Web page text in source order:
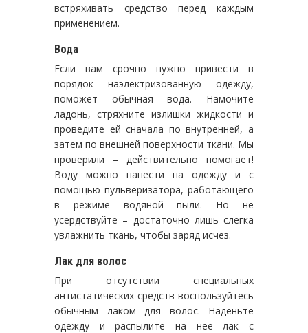
встряхивать средство перед каждым
применением.
Вода
Если вам срочно нужно привести в
порядок наэлектризованную одежду,
поможет обычная вода. Намочите
ладонь, стряхните излишки жидкости и
проведите ей сначала по внутренней, а
затем по внешней поверхности ткани. Мы
проверили – действительно помогает!
Воду можно нанести на одежду и с
помощью пульверизатора, работающего
в режиме водяной пыли. Но не
усердствуйте – достаточно лишь слегка
увлажнить ткань, чтобы заряд исчез.
Лак для волос
При отсутствии специальных
антистатических средств воспользуйтесь
обычным лаком для волос. Наденьте
одежду и распылите на нее лак с